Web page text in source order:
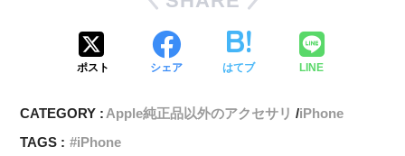
ポスト シェア はてブ LINE
CATEGORY : Apple純正品以外のアクセサリ
iPhone
TAGS :
iPhone